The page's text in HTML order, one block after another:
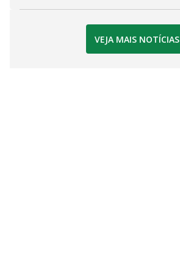
VEJA MAIS NOTÍCIAS